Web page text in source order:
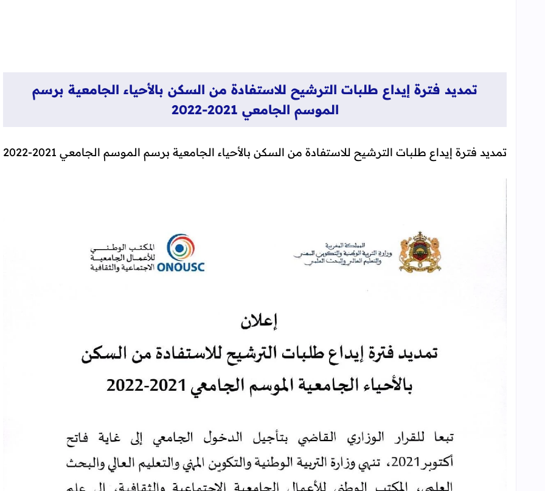
تمديد فترة إيداع طلبات الترشيح للاستفادة من السكن بالأحياء الجامعية برسم
الموسم الجامعي 2021-2022
تمديد فترة إيداع طلبات الترشيح للاستفادة من السكن بالأحياء الجامعية برسم الموسم الجامعي 2021-2022